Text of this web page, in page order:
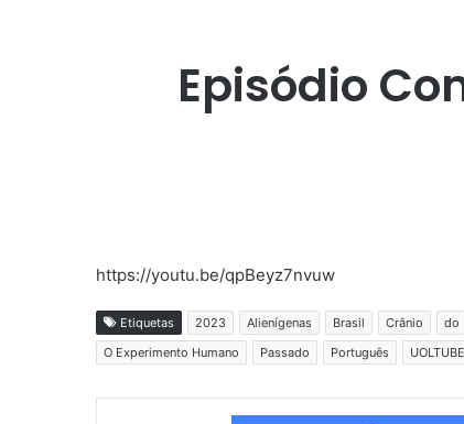
Episódio
https://youtu.be/qpBeyz7nvuw
Etiquetas 2023 Alienígenas Brasil Crânio do
O Experimento Humano
Passado Português UOLTUBE